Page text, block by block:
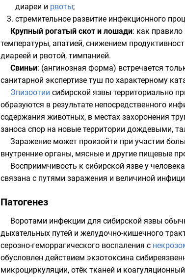
диареи и рвоты;
стремительное развитие инфекционного
Крупный рогатый скот и лошади: как
температуры, апатией, снижением
диареей и рвотой, тимпанией.
Свиньи: (ангинозная форма) встречается
санитарной экспертизе туш по характерному
Эпизоотии сибирской язвы территориально
образуются в результате непосредственного
содержания животных, в местах захоронения
заноса спор на новые территории дождевыми,
Заражение может произойти при участии
внутренние органы, мясные и другие пищевые
Восприимчивость к сибирской язве у
связана с путями заражения и величиной
Патогенез
Воротами инфекции для сибирской язвы
дыхательных путей и желудочно-кишечного
серозно-геморрагического воспаления с
обусловлен действием экзотоксина
микроциркуляции, отёк тканей и коагуляционный